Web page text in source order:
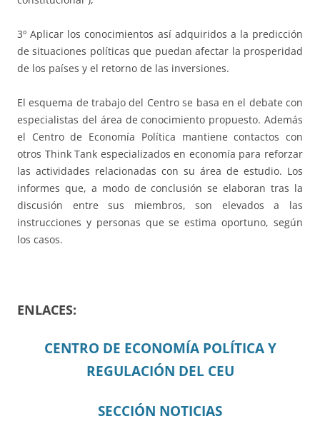
3º Aplicar los conocimientos así adquiridos a la predicción
de situaciones políticas que puedan afectar la prosperidad
de los países y el retorno de las inversiones.
El esquema de trabajo del Centro se basa en el debate con
especialistas del área de conocimiento propuesto. Además
el Centro de Economía Política mantiene contactos con
otros Think Tank especializados en economía para reforzar
las actividades relacionadas con su área de estudio. Los
informes que, a modo de conclusión se elaboran tras la
discusión entre sus miembros, son elevados a las
instrucciones y personas que se estima oportuno, según
los casos.
ENLACES:
CENTRO DE ECONOMÍA POLÍTICA Y
REGULACIÓN DEL CEU
SECCIÓN NOTICIAS